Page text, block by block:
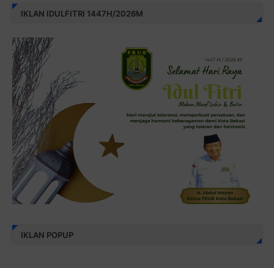
IKLAN IDULFITRI 1447H/2026M
IKLAN POPUP